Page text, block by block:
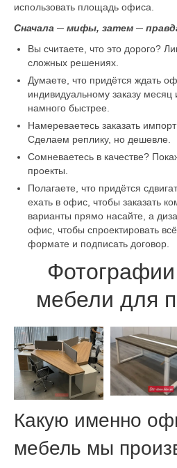
Контакты
использовать площадь офиса.
Сначала ─ мифы, затем ─
Вы считаете, что это дорого?
сложных решениях.
Думаете, что придётся ждать
индивидуальному заказу
намного быстрее.
Намереваетесь заказать
Сделаем реплику, но дешевле.
Сомневаетесь в качестве?
проекты.
Полагаете, что придётся
ехать в офис, чтобы заказать
варианты прямо насайте, а
офис, чтобы спроектировать
формате и подписать договор.
мебели для
Какую именно
мебель мы